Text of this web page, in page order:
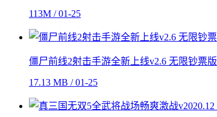
113M / 01-25
僵尸前线2射击手游全新上线v2.6 无限钞票版
17.13 MB / 01-25